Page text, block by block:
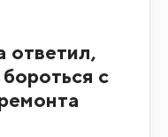
ответил,
с